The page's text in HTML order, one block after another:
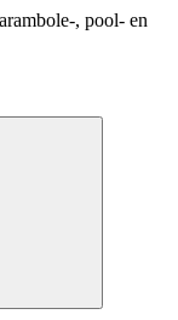
, pool- en